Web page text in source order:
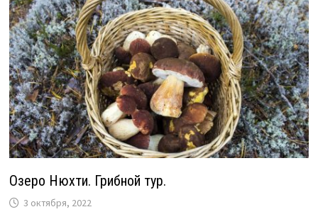
Озеро Нюхти. Грибной тур.
3 октября, 2022